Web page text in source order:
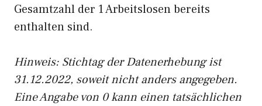
Gesamtzahl der 1 Arbeitslosen bereits
enthalten sind.
Hinweis: Stichtag der Datenerhebung ist
31.12.2022, soweit nicht anders angegeben.
Eine Angabe von 0 kann einen tatsächlichen